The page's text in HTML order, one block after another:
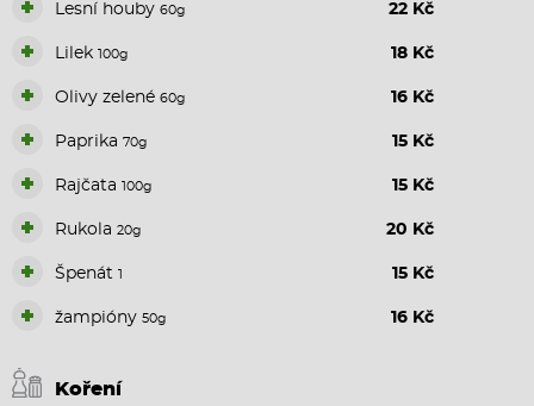
Lesní houby 60g 22 Kč
Lilek 100g 18 Kč
Olivy zelené 60g 16 Kč
Paprika 70g 15 Kč
Rajčata 100g 15 Kč
Rukola 20g 20 Kč
Špenát 1 15 Kč
žampióny 50g 16 Kč
Koření